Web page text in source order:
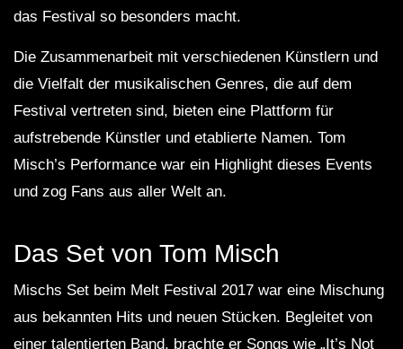
das Festival so besonders macht.
Die Zusammenarbeit mit verschiedenen Künstlern und
die Vielfalt der musikalischen Genres, die auf dem
Festival vertreten sind, bieten eine Plattform für
aufstrebende Künstler und etablierte Namen. Tom
Misch’s Performance war ein Highlight dieses Events
und zog Fans aus aller Welt an.
Das Set von Tom Misch
Mischs Set beim Melt Festival 2017 war eine Mischung
aus bekannten Hits und neuen Stücken. Begleitet von
einer talentierten Band, brachte er Songs wie „It’s Not